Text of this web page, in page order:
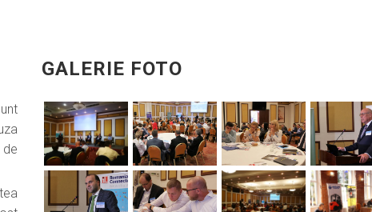
GALERIE FOTO
VIEW VIEW VIEW VIEW
VIEW VIEW VIEW VIEW